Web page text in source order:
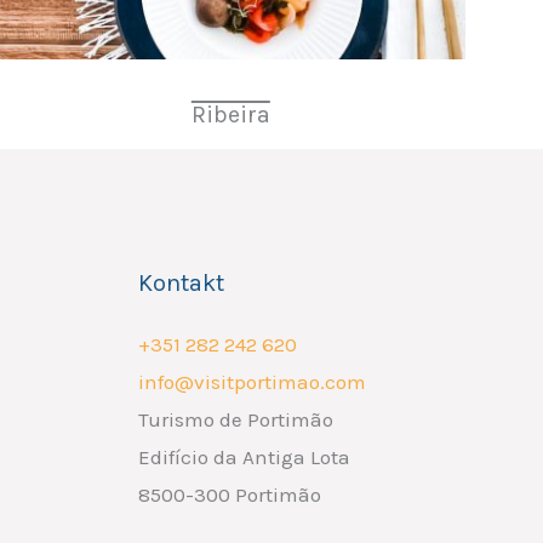
Ribeira
Kontakt
+351 282 242 620
info@visitportimao.com
Turismo de Portimão
Edifício da Antiga Lota
8500-300 Portimão